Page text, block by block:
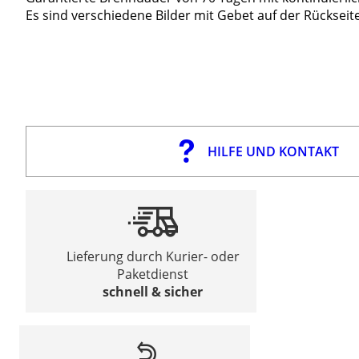
Es sind verschiedene Bilder mit Gebet auf der
HILFE UND KONTAKT
Lieferung durch Kurier- oder
Paketdienst
schnell & sicher